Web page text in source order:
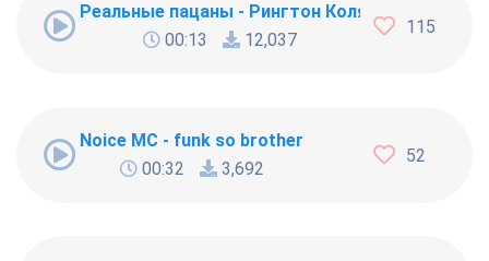
Реальные пацаны - Рингтон Коляна
00:13
12,037
115
Noice MC - funk so brother
00:32
3,692
52